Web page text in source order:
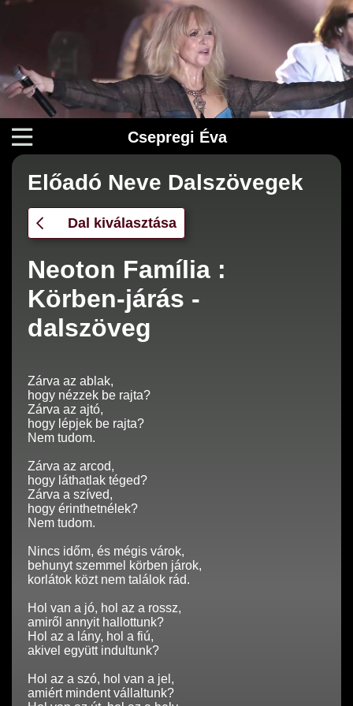
Csepregi Éva
Előadó Neve Dalszövegek
Dal kiválasztása
Neoton Família :
Körben-járás -
dalszöveg
Zárva az ablak,
hogy nézzek be rajta?
Zárva az ajtó,
hogy lépjek be rajta?
Nem tudom.
Zárva az arcod,
hogy láthatlak téged?
Zárva a szíved,
hogy érinthetnélek?
Nem tudom.
Nincs időm, és mégis várok,
behunyt szemmel körben járok,
korlátok közt nem találok rád.
Hol van a jó, hol az a rossz,
amiről annyit hallottunk?
Hol az a lány, hol a fiú,
akivel együtt indultunk?
Hol az a szó, hol van a jel,
amiért mindent vállaltunk?